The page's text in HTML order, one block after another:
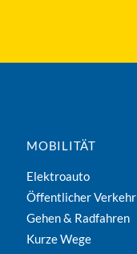
MOBILITÄT
Elektroauto
Öffentlicher Verkehr
Gehen & Radfahren
Kurze Wege